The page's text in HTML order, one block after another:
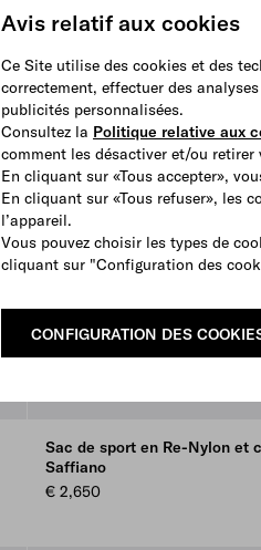
Avis relatif aux cookies
Ce Site utilise des cookies et des
correctement, effectuer des
publicités personnalisées.
Consultez la Politique relative aux
comment les désactiver et/ou retirer
En cliquant sur «Tous accepter»,
En cliquant sur «Tous refuser», les
l’appareil.
Vous pouvez choisir les types de
cliquant sur "Configuration des
CONFIGURATION DES
Sac de sport en Re-Nylon et
Saffiano
€ 2,650